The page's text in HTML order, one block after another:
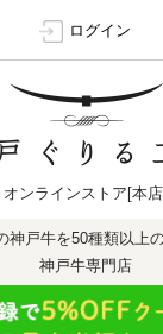
ログイン
オンラインストア[本
神戸牛を50種類以上
神戸牛専門店